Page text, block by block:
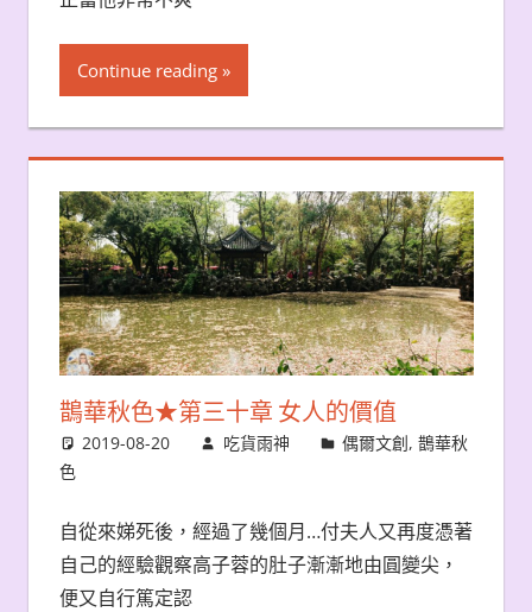
Continue reading
鵲華秋色★第三十章 女人的價值
2019-08-20 吃貨雨神 偶爾文創,鵲華秋
色
自從來娣死後，經過了幾個月…付夫人又再度憑著
自己的經驗觀察高子蓉的肚子漸漸地由圓變尖，
便又自行篤定認